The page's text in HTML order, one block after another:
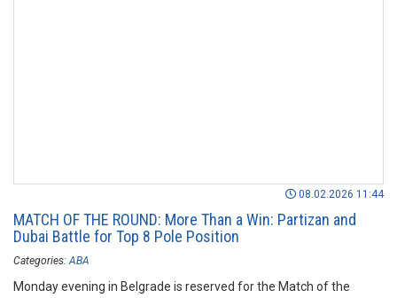
08.02.2026 11:44
MATCH OF THE ROUND: More Than a Win: Partizan and
Dubai Battle for Top 8 Pole Position
Categories: ABA
Monday evening in Belgrade is reserved for the Match of the